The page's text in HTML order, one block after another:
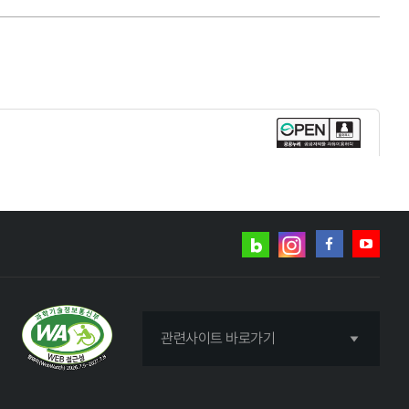
네이버
인스타그램
관련사이트 바로가기